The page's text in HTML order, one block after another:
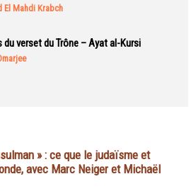
El Mahdi Krabch
du verset du Trône – Ayat al-Kursi
» : ce que le judaïsme et
avec Marc Neiger et Michaël